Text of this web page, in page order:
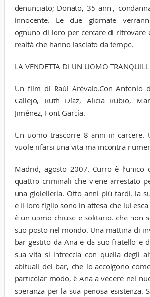
denunciato; Donato, 35 anni,
innocente. Le due giornate
ognuno di loro per cercare di ritrovare
realtà che hanno lasciato da tempo.
LA VENDETTA DI UN UOMO
Un film di Raúl Arévalo.Con Antonio
Callejo, Ruth Díaz, Alicia Rubio,
Jiménez, Font García.
Un uomo trascorre 8 anni in carcere.
vuole rifarsi una vita ma incontra
Madrid, agosto 2007. Curro è l’unico
quattro criminali che viene arrestato
una gioielleria. Otto anni più tardi, la
e il loro figlio sono in attesa che lui esca
è un uomo chiuso e solitario, che non
suo posto nel mondo. Una mattina di
bar gestito da Ana e da suo fratello e
sua vita si intreccia con quella degli
abituali del bar, che lo accolgono
particolar modo, è Ana a vedere nel
speranza per la sua penosa esistenza.